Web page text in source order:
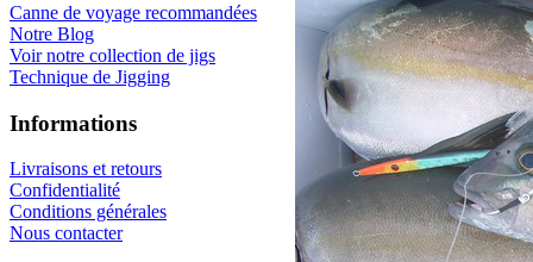
Canne de voyage recommandées
Notre Blog
Voir notre collection de jigs
Technique de Jigging
Informations
Livraisons et retours
Confidentialité
Conditions générales
Nous contacter